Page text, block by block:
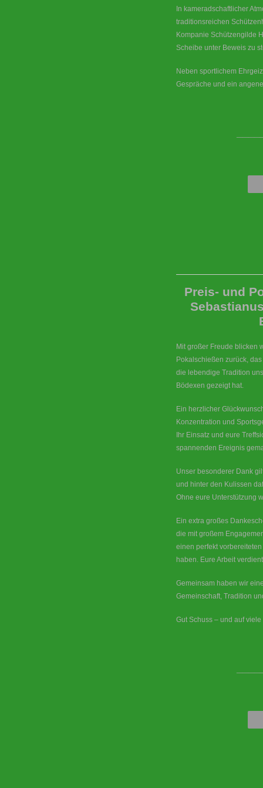
In kameradschaftlicher
traditionsreichen
Kompanie Schützengilde
Scheibe unter Beweis zu
Neben sportlichem
Gespräche und ein
Preis- und
Mit großer Freude blicken
Pokalschießen zurück,
die lebendige Tradition
Bödexen gezeigt hat.
Ein herzlicher
Konzentration und
Ihr Einsatz und eure
spannenden Ereignis
Unser besonderer Dank
und hinter den Kulissen
Ohne eure Unterstützung
Ein extra großes
die mit großem
einen perfekt
haben. Eure Arbeit
Gemeinsam haben wir
Gemeinschaft, Tradition
Gut Schuss – und auf